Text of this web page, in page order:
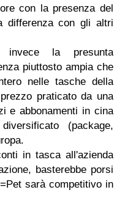
con la presenza del
differenza con gli altri
invece la presunta
piuttosto ampia che
nelle tasche della
praticato da una
e abbonamenti in cina
(package,
in tasca all'azienda
basterebbe porsi
sarà competitivo in